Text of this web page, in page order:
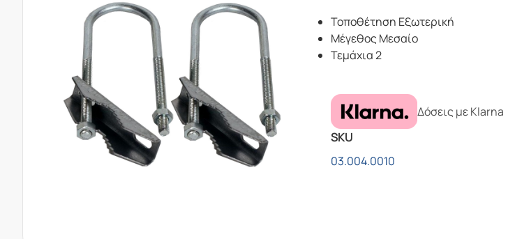
Τοποθέτηση Εξωτερική
Μέγεθος Μεσαίο
Τεμάχια 2
Δόσεις με Klarna
SKU
03.004.0010